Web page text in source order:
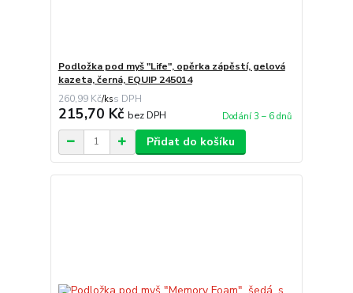
Podložka pod myš "Life", opěrka zápěstí, gelová
kazeta, černá, EQUIP 245014
260,99 Kč/ks
215,70 Kč bez DPH Dodání 3 – 6 dnů
Přidat do košíku